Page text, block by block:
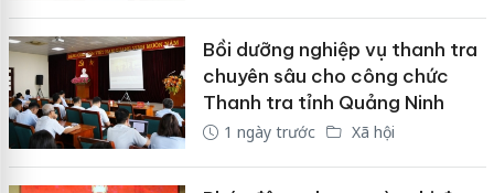
Bồi dưỡng nghiệp vụ thanh tra
chuyên sâu cho công chức
Thanh tra tỉnh Quảng Ninh
1 ngày trước Xã hội